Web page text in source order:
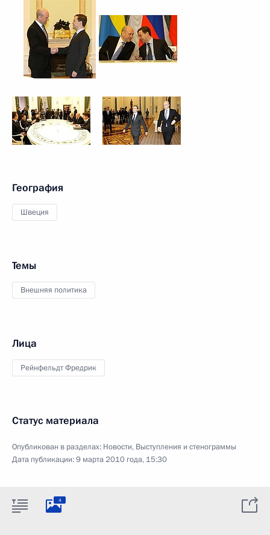
География
Швеция
Темы
Внешняя политика
Лица
Рейнфельдт Фредрик
Статус материала
Опубликован в разделах: Новости, Выступления и стенограммы
Дата публикации:9 марта 2010 года, 15:30
4